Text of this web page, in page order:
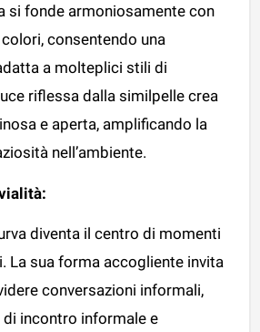
si fonde armoniosamente con
consentendo una
a molteplici stili di
riflessa dalla similpelle crea
e aperta, amplificando la
nell’ambiente.
diventa il centro di momenti
La sua forma accogliente invita
conversazioni informali,
incontro informale e